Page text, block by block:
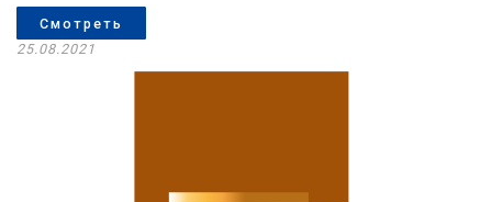
Смотреть
25.08.2021